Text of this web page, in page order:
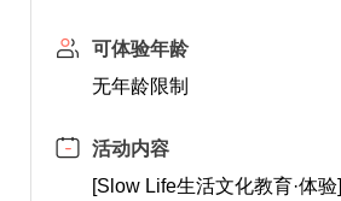
可体验年龄
无年龄限制
活动内容
[Slow Life生活文化教育·体验]